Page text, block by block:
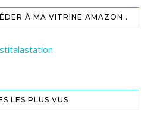
À MA VITRINE AMAZON..
LES PLUS VUS